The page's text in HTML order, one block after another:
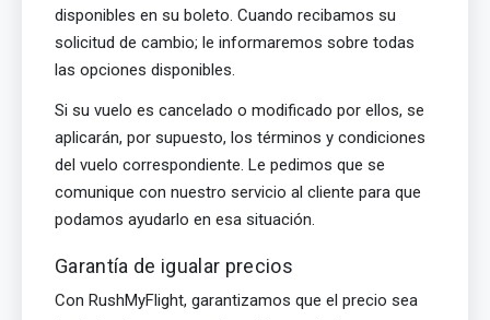
disponibles en su boleto. Cuando recibamos su
solicitud de cambio; le informaremos sobre todas
las opciones disponibles.
Si su vuelo es cancelado o modificado por ellos, se
aplicarán, por supuesto, los términos y condiciones
del vuelo correspondiente. Le pedimos que se
comunique con nuestro servicio al cliente para que
podamos ayudarlo en esa situación.
Garantía de igualar precios
Con RushMyFlight, garantizamos que el precio sea